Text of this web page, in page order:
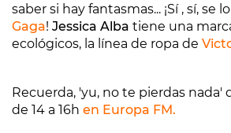
saber si hay fantasmas... ¡Sí , sí, se
Gaga! Jessica Alba tiene una
ecológicos, la línea de ropa de
Recuerda, 'yu, no te pierdas nada'
de 14 a 16h en Europa FM.